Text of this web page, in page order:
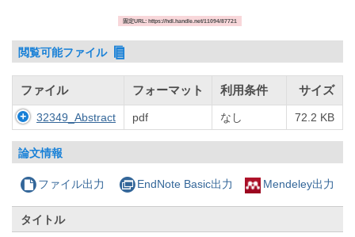
固定URL: https://hdl.handle.net/11094/87721
閲覧可能ファイル
ファイル フォーマット 利用条件 サイズ
32349_Abstract pdf なし 72.2 KB
論文情報
ファイル出力 EndNote Basic出力 Mendeley出力
タイトル